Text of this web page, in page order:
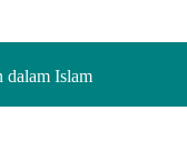
dalam Islam